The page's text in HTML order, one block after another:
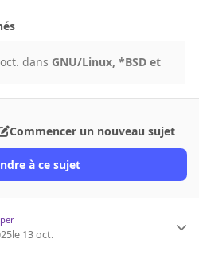
dans GNU/Linux, *BSD et
Commencer un nouveau sujet
à ce sujet
le 13 oct.